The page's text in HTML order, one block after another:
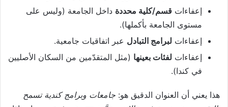
إعفاءات قسم/كلية محددة داخل الجامعة (وليس على
مستوى الجامعة بأكملها).
إعفاءات لبرامج التبادل عبر اتفاقيات جامعية.
إعفاءات لفئات بعينها (مثل المتقدّمين من السكان الأصليين
في كندا).
هذا يعني أن العنوان الدقيق هو: جامعات وبرامج كندية تسمح